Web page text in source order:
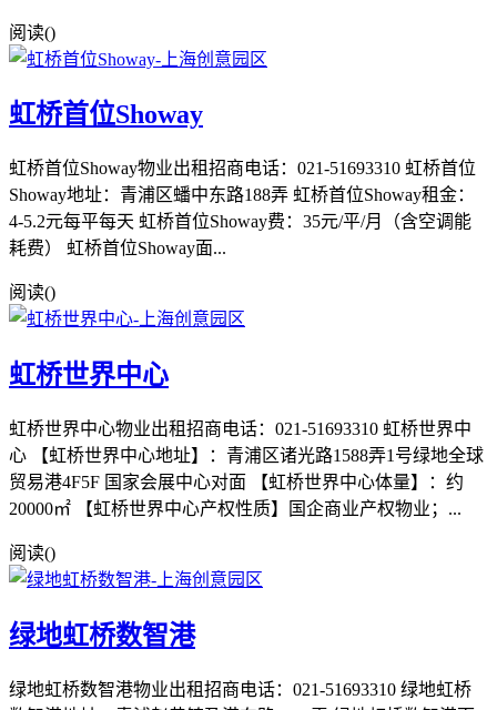
阅读()
虹桥首位Showay
虹桥首位Showay物业出租招商电话：021-51693310 虹桥首位
Showay地址：青浦区蟠中东路188弄 虹桥首位Showay租金：
4-5.2元每平每天 虹桥首位Showay费：35元/平/月（含空调能
耗费） 虹桥首位Showay面...
阅读()
虹桥世界中心
虹桥世界中心物业出租招商电话：021-51693310 虹桥世界中
心 【虹桥世界中心地址】：青浦区诸光路1588弄1号绿地全球
贸易港4F5F 国家会展中心对面 【虹桥世界中心体量】：约
20000㎡ 【虹桥世界中心产权性质】国企商业产权物业；...
阅读()
绿地虹桥数智港
绿地虹桥数智港物业出租招商电话：021-51693310 绿地虹桥